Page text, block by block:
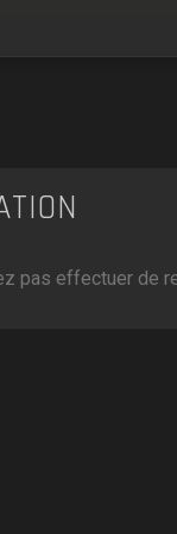
pas effectuer de